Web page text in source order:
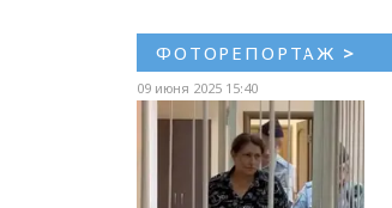
ФОТОРЕПОРТАЖ >
09 июня 2025 15:40